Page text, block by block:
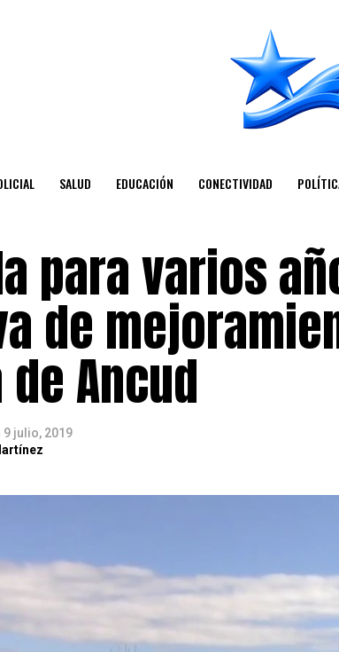
SALUD EDUCACIÓN CONECTIVIDAD
para varios
de
Ancud
9 julio, 2019